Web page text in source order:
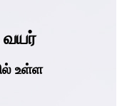
வயர்
உள்ள